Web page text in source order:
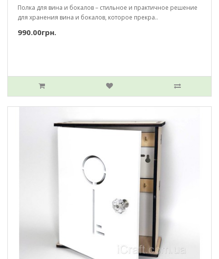
Полка для вина и бокалов – стильное и практичное решение
для хранения вина и бокалов, которое прекра..
990.00грн.